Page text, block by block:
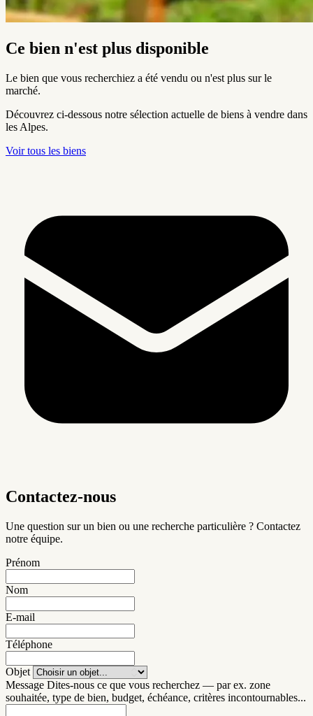
Ce bien n'est plus disponible
Le bien que vous recherchiez a été vendu ou n'est plus sur le
marché.
Découvrez ci-dessous notre sélection actuelle de biens à vendre dans
les Alpes.
Voir tous les biens
Contactez-nous
Une question sur un bien ou une recherche particulière ? Contactez
notre équipe.
Prénom
Nom
E-mail
Téléphone
Objet
Message Dites-nous ce que vous recherchez — par ex. zone
souhaitée, type de bien, budget, échéance, critères incontournables...